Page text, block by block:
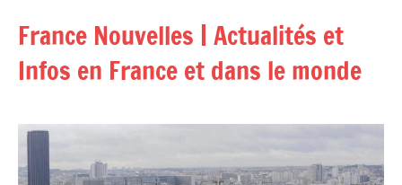
contenu
France Nouvelles | Actualités et
Infos en France et dans le monde